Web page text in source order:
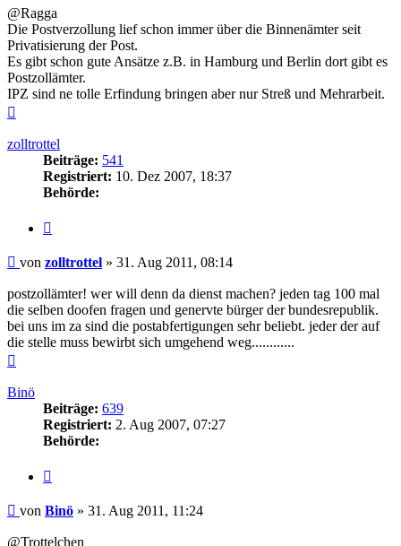
@Ragga
Die Postverzollung lief schon immer über die Binnenämter seit
Privatisierung der Post.
Es gibt schon gute Ansätze z.B. in Hamburg und Berlin dort gibt es
Postzollämter.
IPZ sind ne tolle Erfindung bringen aber nur Streß und Mehrarbeit.
zolltrottel
Beiträge: 541
Registriert: 10. Dez 2007, 18:37
Behörde:
Beitrag
von zolltrottel » 31. Aug 2011, 08:14
postzollämter! wer will denn da dienst machen? jeden tag 100 mal
die selben doofen fragen und genervte bürger der bundesrepublik.
bei uns im za sind die postabfertigungen sehr beliebt. jeder der auf
die stelle muss bewirbt sich umgehend weg............
Binö
Beiträge: 639
Registriert: 2. Aug 2007, 07:27
Behörde:
Beitrag
von Binö » 31. Aug 2011, 11:24
@Trottelchen